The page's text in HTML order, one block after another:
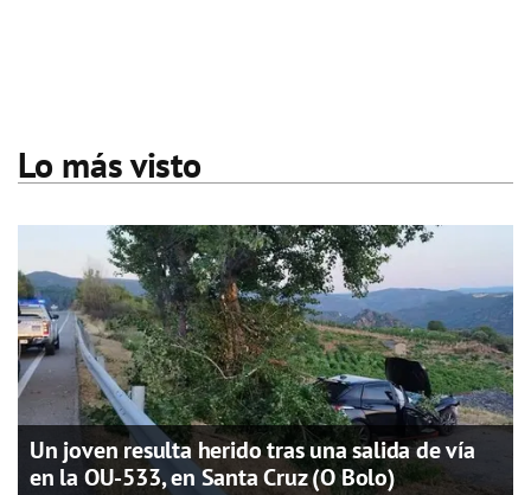
Lo más visto
Un joven resulta herido tras una salida de vía
en la OU-533, en Santa Cruz (O Bolo)